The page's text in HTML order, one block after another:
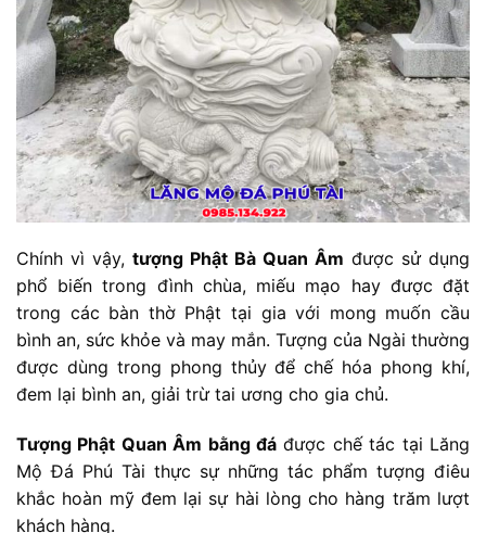
Chính vì vậy, tượng Phật Bà Quan Âm được sử dụng
phổ biến trong đình chùa, miếu mạo hay được đặt
trong các bàn thờ Phật tại gia với mong muốn cầu
bình an, sức khỏe và may mắn. Tượng của Ngài thường
được dùng trong phong thủy để chế hóa phong khí,
đem lại bình an, giải trừ tai ương cho gia chủ.
Tượng Phật Quan Âm bằng đá được chế tác tại Lăng
Mộ Đá Phú Tài thực sự những tác phẩm tượng điêu
khắc hoàn mỹ đem lại sự hài lòng cho hàng trăm lượt
khách hàng.